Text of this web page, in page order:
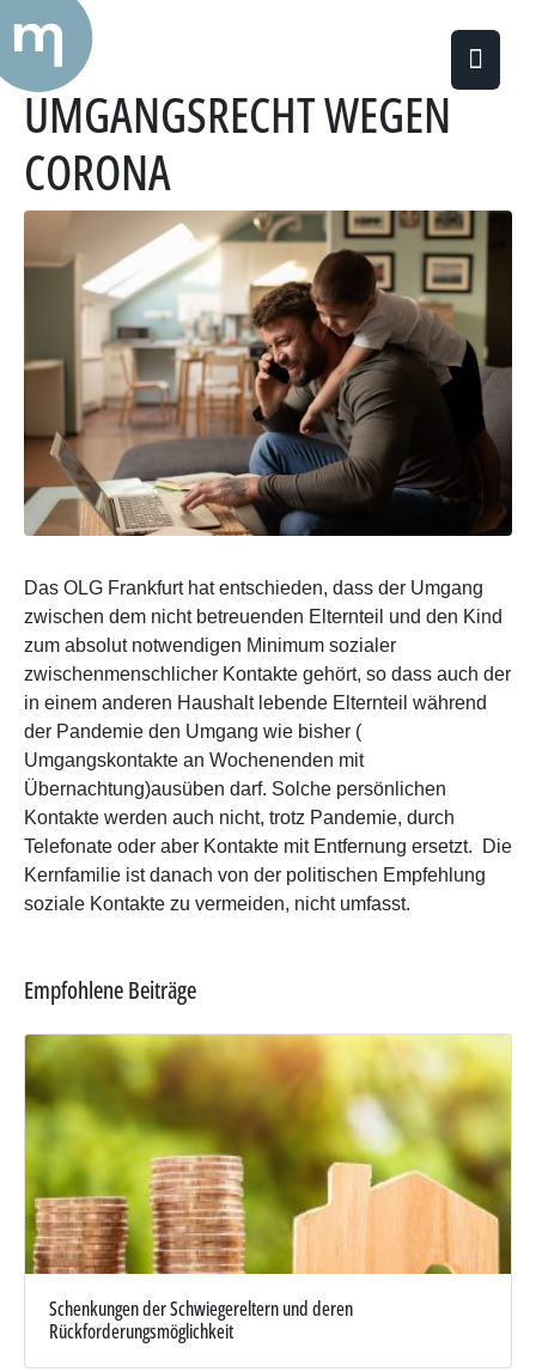
KEINE EINSCHRÄNKUNG DES
UMGANGSRECHT WEGEN
CORONA
Das OLG Frankfurt hat entschieden, dass der Umgang
zwischen dem nicht betreuenden Elternteil und den Kind
zum absolut notwendigen Minimum sozialer
zwischenmenschlicher Kontakte gehört, so dass auch der
in einem anderen Haushalt lebende Elternteil während
der Pandemie den Umgang wie bisher (
Umgangskontakte an Wochenenden mit
Übernachtung)ausüben darf. Solche persönlichen
Kontakte werden auch nicht, trotz Pandemie, durch
Telefonate oder aber Kontakte mit Entfernung ersetzt. Die
Kernfamilie ist danach von der politischen Empfehlung
soziale Kontakte zu vermeiden, nicht umfasst.
Empfohlene Beiträge
Schenkungen der Schwiegereltern und deren
Rückforderungsmöglichkeit